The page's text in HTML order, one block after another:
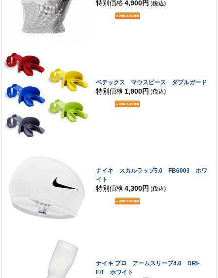
特別価格 4,900円 (税込)
ベテックス マウスピース ダブルガード
特別価格 1,900円 (税込)
ナイキ スカルラップ5.0 FB6003 ホワ
イト
特別価格 4,300円 (税込)
ナイキ プロ アームスリーブ4.0 DRI-
FIT ホワイト